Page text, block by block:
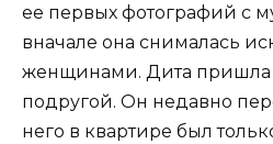
ее первых фотографий с
вначале она снималась
женщинами. Дита пришла
подругой. Он недавно
него в квартире был